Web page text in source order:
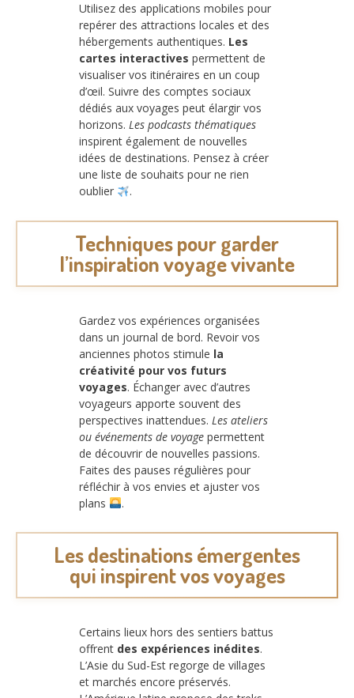
Utilisez des applications mobiles pour
repérer des attractions locales et des
hébergements authentiques. Les
cartes interactives permettent de
visualiser vos itinéraires en un coup
d’œil. Suivre des comptes sociaux
dédiés aux voyages peut élargir vos
horizons. Les podcasts thématiques
inspirent également de nouvelles
idées de destinations. Pensez à créer
une liste de souhaits pour ne rien
oublier
.
Techniques pour garder
l’inspiration voyage vivante
Gardez vos expériences organisées
dans un journal de bord. Revoir vos
anciennes photos stimule la
créativité pour vos futurs
voyages. Échanger avec d’autres
voyageurs apporte souvent des
perspectives inattendues. Les ateliers
ou événements de voyage permettent
de découvrir de nouvelles passions.
Faites des pauses régulières pour
réfléchir à vos envies et ajuster vos
plans
.
Les destinations émergentes
qui inspirent vos voyages
Certains lieux hors des sentiers battus
offrent des expériences inédites.
L’Asie du Sud-Est regorge de villages
et marchés encore préservés.